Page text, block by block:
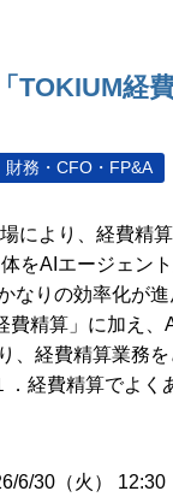
TOKIUM経
財務・CFO・FP&A
により、経費精
をAIエージェン
なりの効率化が進
精算」に加え、
、経費精算業務
経費精算でよく
6/30（火） 12:30